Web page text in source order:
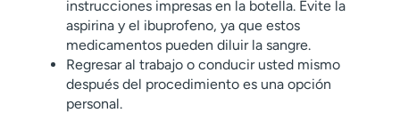
instrucciones impresas en la botella. Evite la
aspirina y el ibuprofeno, ya que estos
medicamentos pueden diluir la sangre.
Regresar al trabajo o conducir usted mismo
después del procedimiento es una opción
personal.